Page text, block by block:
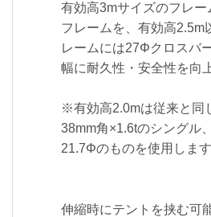
有効高3mサイズのフレー
フレームを、有効高2.5m
レームには27Φクロスバ
幅に耐久性・安全性を向
※有効高2.0mは従来と同
38mm角×1.6tのシングル
21.7Φのものを使用します
伸縮時にテントを挟む可